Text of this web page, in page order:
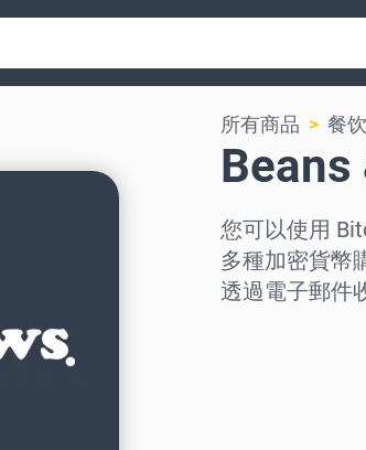
所有商品 餐
Beans
您可以使用
多種加密貨幣
透過電子郵件